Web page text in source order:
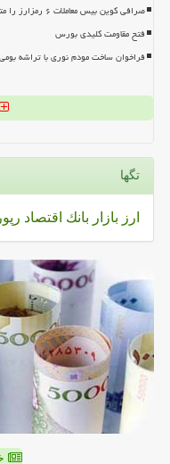
صرافی کوین بیس معاملات ۶ رمزارز را متوقف ساخت
فتح مقاومت کلیدی بورس
فراخوان ساخت مودم نوری با تراشه
تگها
ارز بازار بانك اقتصاد